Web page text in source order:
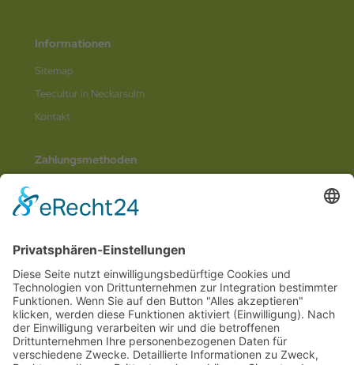
Informationen
Sitemap
Teecultur in Neckarsulm
Kontakt
Zahlungsmethoden
Social Media
© 2026Internetwerbung by Webjoker.eu